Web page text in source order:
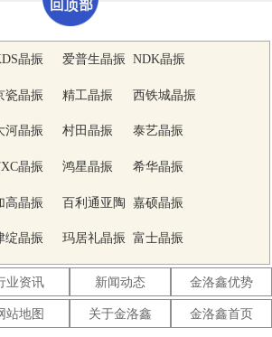
晶振 爱普生晶振 NDK晶振
瓷晶振 精工晶振 西铁城晶振
河晶振 村田晶振 泰艺晶振
晶振 鸿星晶振 希华晶振
高晶振 百利通亚陶
晶振
嘉硕晶振
绽晶振 玛居礼晶振 富士晶振
晶振 Lihom晶振 SHINSUNG
晶振
晶振 AKER晶振 NKG晶振
业资讯 新闻动态 金洛鑫优势
站地图 关于金洛鑫 金洛鑫首页